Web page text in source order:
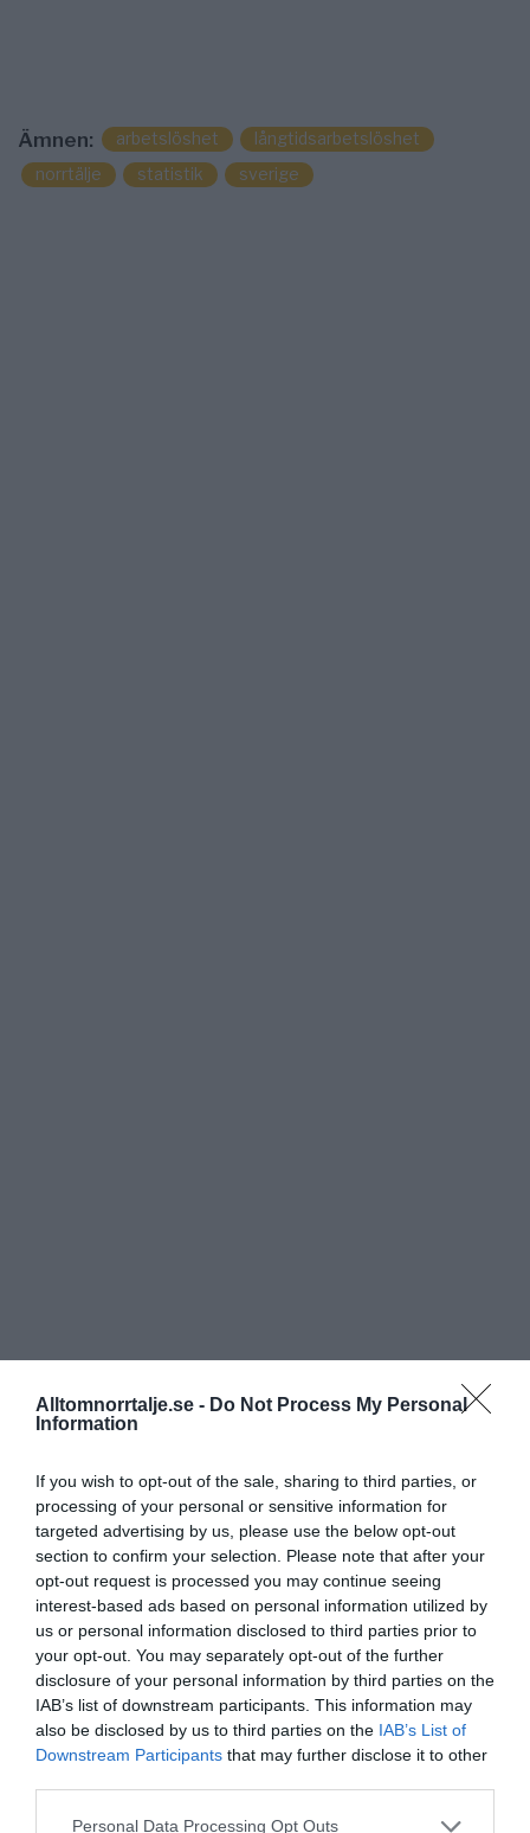
Alltomnorrtalje.se - Do Not Process My Personal
Information
If you wish to opt-out of the sale, sharing to third parties, or
processing of your personal or sensitive information for
targeted advertising by us, please use the below opt-out
section to confirm your selection. Please note that after your
opt-out request is processed you may continue seeing
interest-based ads based on personal information utilized by
us or personal information disclosed to third parties prior to
your opt-out. You may separately opt-out of the further
disclosure of your personal information by third parties on the
IAB’s list of downstream participants. This information may
also be disclosed by us to third parties on the IAB’s List of
Downstream Participants that may further disclose it to other
Personal Data Processing Opt Outs
Ämnen: arbetslöshet
långtidsarbetslöshet
norrtälje
statistik sverige